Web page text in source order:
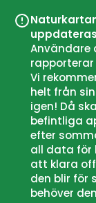
Användare
Vi
helt från
igen! Då
befintliga
efter
all data för
att klara
den blir för
behöver